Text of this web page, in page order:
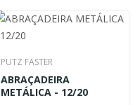
PUTZ FASTER
ABRAÇADEIRA
METÁLICA - 12/20